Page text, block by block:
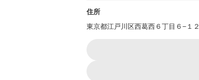
住所
東京都江戸川区西葛西６丁目６−１２